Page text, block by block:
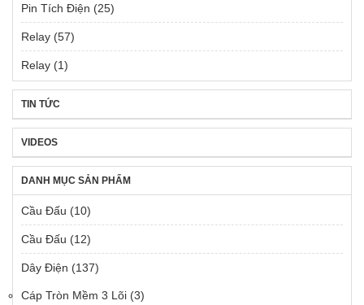
Pin Tích Điện (25)
Relay (57)
Relay (1)
TIN TỨC
VIDEOS
DANH MỤC SẢN PHẨM
Cầu Đấu (10)
Cầu Đấu (12)
Dây Điện (137)
Cáp Tròn Mềm 3 Lõi (3)